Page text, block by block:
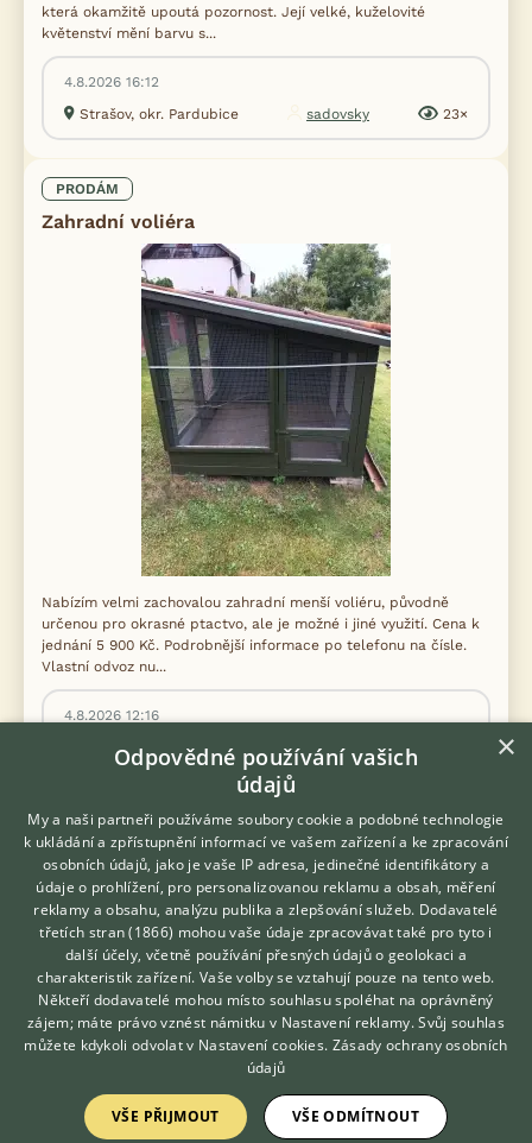
která okamžitě upoutá pozornost. Její velké, kuželovité
květenství mění barvu s...
4.8.2026 16:12
Strašov, okr. Pardubice
sadovsky 23×
PRODÁM
Zahradní voliéra
Nabízím velmi zachovalou zahradní menší voliéru, původně
určenou pro okrasné ptactvo, ale je možné i jiné využití. Cena k
jednání 5 900 Kč. Podrobnější informace po telefonu na čísle.
Vlastní odvoz nu...
4.8.2026 12:16
Vrchlabí, okr. Trutnov
pavludav...
PRODÁM
Kanadské borůvky 6 ti leté
Hledáte zvířecího kamaráda?
Zdarma vám poradí
VETERINÁŘ ONLINE
KONZULTOVAT S
VETERINÁŘEM
×
Odpovědné používání vašich
údajů
My a naši partneři používáme soubory cookie a podobné technologie
k ukládání a zpřístupnění informací ve vašem zařízení a ke zpracování
osobních údajů, jako je vaše IP adresa, jedinečné identifikátory a
údaje o prohlížení, pro personalizovanou reklamu a obsah, měření
reklamy a obsahu, analýzu publika a zlepšování služeb. Dodavatelé
třetích stran (1866) mohou vaše údaje zpracovávat také pro tyto i
další účely, včetně používání přesných údajů o geolokaci a
charakteristik zařízení. Vaše volby se vztahují pouze na tento web.
Někteří dodavatelé mohou místo souhlasu spoléhat na oprávněný
zájem; máte právo vznést námitku v Nastavení reklamy. Svůj souhlas
můžete kdykoli odvolat v Nastavení cookies. Zásady ochrany osobních
údajů
VŠE PŘIJMOUT VŠE ODMÍTNOUT